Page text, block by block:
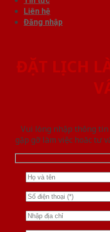
Liên hệ
Đăng nhập
ĐẶT LỊCH
Vui lòng nhập thông
gặp gỡ làm việc hoăc tư